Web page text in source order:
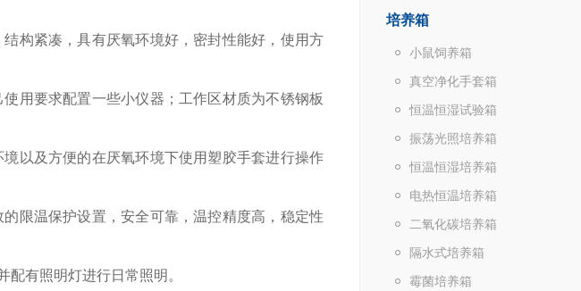
培养箱
小鼠饲养箱
真空净化手套箱
恒温恒湿试验箱
振荡光照培养箱
恒温恒湿培养箱
电热恒温培养箱
二氧化碳培养箱
隔水式培养箱
霉菌培养箱
构紧凑，具有厌氧环境好，密封性能好，使用方
用要求配置一些小仪器；工作区材质为不锈钢板
以及方便的在厌氧环境下使用塑胶手套进行操作
限温保护设置，安全可靠，温控精度高，稳定性
配有照明灯进行日常照明。